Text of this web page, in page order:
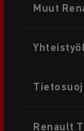
menu
Muut
Renault